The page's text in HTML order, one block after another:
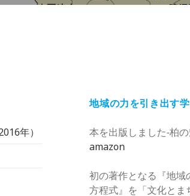
年）
地域の力を引き出す
本を出版しました‐柏
amazon
初の著作となる『地
方程式』を「文化とま